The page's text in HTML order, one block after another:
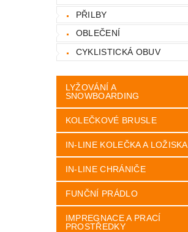
PŘILBY
OBLEČENÍ
CYKLISTICKÁ OBUV
LYŽOVÁNÍ A
SNOWBOARDING
KOLEČKOVÉ BRUSLE
IN-LINE KOLEČKA A LOŽISKA
IN-LINE CHRÁNIČE
FUNČNÍ PRÁDLO
IMPREGNACE A PRACÍ
PROSTŘEDKY